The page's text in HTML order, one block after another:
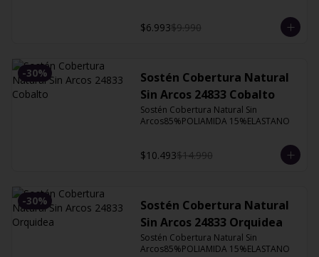
$6.993$9.990
-30%
Sostén Cobertura Natural
Sin Arcos 24833 Cobalto
Sostén Cobertura Natural Sin
Arcos85%POLIAMIDA 15%ELASTANO
$10.493$14.990
-30%
Sostén Cobertura Natural
Sin Arcos 24833 Orquidea
Sostén Cobertura Natural Sin
Arcos85%POLIAMIDA 15%ELASTANO